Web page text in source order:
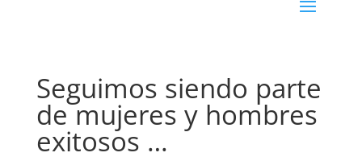
Seguimos siendo parte
de mujeres y hombres
exitosos …